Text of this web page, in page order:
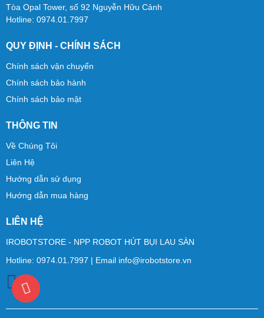
Tòa Opal Tower, số 92 Nguyễn Hữu Cảnh
Hotline: 0974.01.7997
QUY ĐỊNH - CHÍNH SÁCH
Chính sách vận chuyển
Chính sách bảo hành
Chính sách bảo mật
THÔNG TIN
Về Chúng Tôi
Liên Hệ
Hướng dẫn sử dụng
Hướng dẫn mua hàng
LIÊN HỆ
IROBOTSTORE - NPP ROBOT HÚT BỤI LAU SÀN
Hotline: 0974.01.7997 | Email info@irobotstore.vn